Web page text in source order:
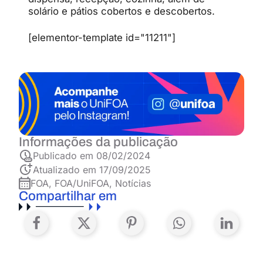
solário e pátios cobertos e descobertos.
[elementor-template id="11211"]
Informações da publicação
Publicado em 08/02/2024
Atualizado em 17/09/2025
FOA, FOA/UniFOA, Notícias
Compartilhar em